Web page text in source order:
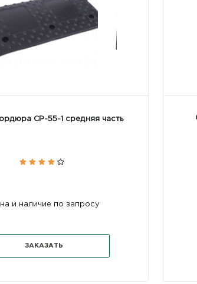
СР-55-1 средняя часть
и наличие по запросу
ЗАКАЗАТЬ